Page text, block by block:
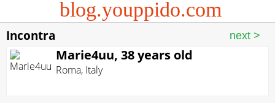
blog.youppido.com
Incontra
Marie4uu, 38 years old
Roma, Italy